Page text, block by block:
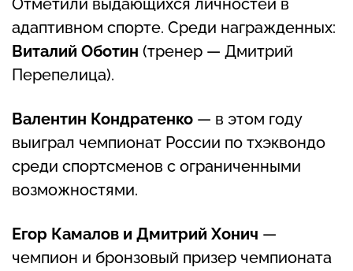
Отметили выдающихся личностей в
адаптивном спорте. Среди награжденных:
Виталий Оботин (тренер — Дмитрий
Перепелица).
Валентин Кондратенко — в этом году
выиграл чемпионат России по тхэквондо
среди спортсменов с ограниченными
возможностями.
Егор Камалов и Дмитрий Хонич —
чемпион и бронзовый призер чемпионата